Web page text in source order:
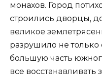
монахов. Город
строились дворцы,
великое
разрушило не только
большую часть
все восстанавливать